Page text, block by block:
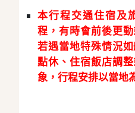
本行程交通住宿及
程，有時會前後更
若遇當地特殊情況
點休、住宿飯店調
象，行程安排以當地